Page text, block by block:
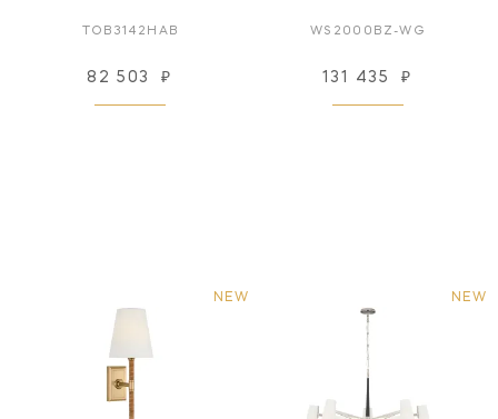
TOB3142HAB
82 503 ₽
WS2000BZ-WG
131 435 ₽
NEW NEW